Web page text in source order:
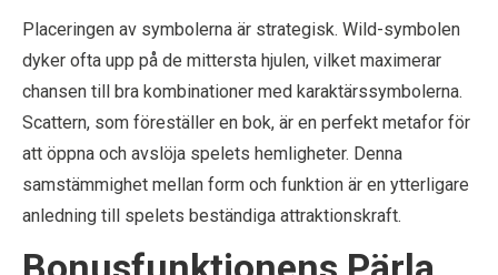
Placeringen av symbolerna är strategisk. Wild-symbolen
dyker ofta upp på de mittersta hjulen, vilket maximerar
chansen till bra kombinationer med karaktärssymbolerna.
Scattern, som föreställer en bok, är en perfekt metafor för
att öppna och avslöja spelets hemligheter. Denna
samstämmighet mellan form och funktion är en ytterligare
anledning till spelets beständiga attraktionskraft.